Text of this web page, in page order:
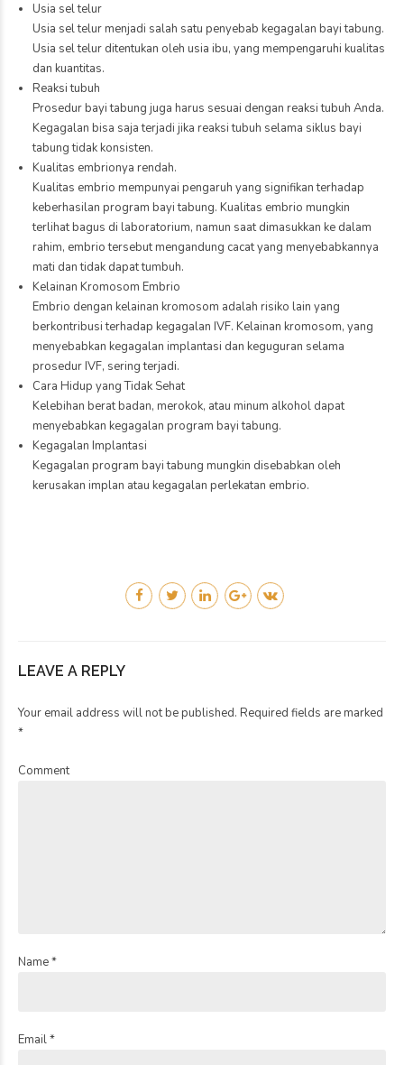
Usia sel telur
Usia sel telur menjadi salah satu penyebab kegagalan bayi tabung.
Usia sel telur ditentukan oleh usia ibu, yang mempengaruhi kualitas
dan kuantitas.
Reaksi tubuh
Prosedur bayi tabung juga harus sesuai dengan reaksi tubuh Anda.
Kegagalan bisa saja terjadi jika reaksi tubuh selama siklus bayi
tabung tidak konsisten.
Kualitas embrionya rendah.
Kualitas embrio mempunyai pengaruh yang signifikan terhadap
keberhasilan program bayi tabung. Kualitas embrio mungkin
terlihat bagus di laboratorium, namun saat dimasukkan ke dalam
rahim, embrio tersebut mengandung cacat yang menyebabkannya
mati dan tidak dapat tumbuh.
Kelainan Kromosom Embrio
Embrio dengan kelainan kromosom adalah risiko lain yang
berkontribusi terhadap kegagalan IVF. Kelainan kromosom, yang
menyebabkan kegagalan implantasi dan keguguran selama
prosedur IVF, sering terjadi.
Cara Hidup yang Tidak Sehat
Kelebihan berat badan, merokok, atau minum alkohol dapat
menyebabkan kegagalan program bayi tabung.
Kegagalan Implantasi
Kegagalan program bayi tabung mungkin disebabkan oleh
kerusakan implan atau kegagalan perlekatan embrio.
LEAVE A REPLY
Your email address will not be published. Required fields are marked
*
Comment
Name *
Email *